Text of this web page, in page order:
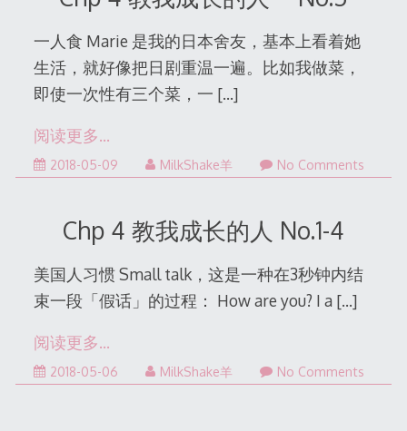
一人食 Marie 是我的日本舍友，基本上看着她
生活，就好像把日剧重温一遍。比如我做菜，
即使一次性有三个菜，一 […]
阅读更多…
2018-05-092022-
MilkShake羊 No Comments
Chp 4 教我成长的人 No.1-4
美国人习惯 Small talk，这是一种在3秒钟内结
束一段「假话」的过程： How are you? I a […]
阅读更多…
2018-05-062022-
MilkShake羊 No Comments